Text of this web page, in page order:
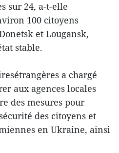
sur 24, a-t-elle
100 citoyens
et Lougansk,
stable.
a chargé
aux agences locales
des mesures pour
des citoyens et
en Ukraine, ainsi